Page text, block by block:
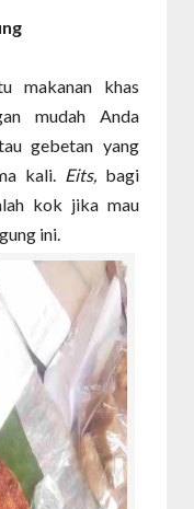
makanan khas
mudah Anda
gebetan yang
kali. Eits, bagi
kok jika mau
ini.